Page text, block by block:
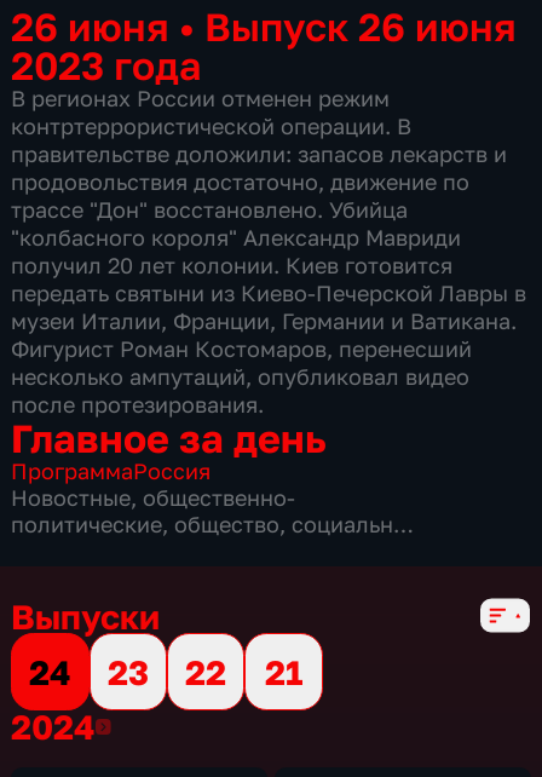
26 июня • Выпуск 26 июня
2023 года
В регионах России отменен режим
контртеррористической операции. В
правительстве доложили: запасов лекарств и
продовольствия достаточно, движение по
трассе "Дон" восстановлено. Убийца
"колбасного короля" Александр Мавриди
получил 20 лет колонии. Киев готовится
передать святыни из Киево-Печерской Лавры в
музеи Италии, Франции, Германии и Ватикана.
Фигурист Роман Костомаров, перенесший
несколько ампутаций, опубликовал видео
после протезирования.
Главное за день
ПрограммаРоссия
Новостные, общественно-
политические, общество, социально-
Выпуски
24
23 22
21
20242024